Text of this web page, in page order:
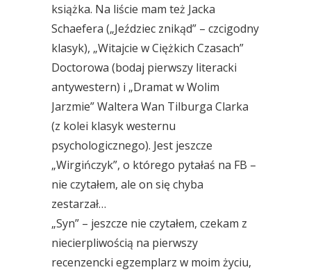
książka. Na liście mam też Jacka
Schaefera („Jeździec znikąd” – czcigodny
klasyk), „Witajcie w Ciężkich Czasach”
Doctorowa (bodaj pierwszy literacki
antywestern) i „Dramat w Wolim
Jarzmie” Waltera Wan Tilburga Clarka
(z kolei klasyk westernu
psychologicznego). Jest jeszcze
„Wirgińczyk”, o którego pytałaś na FB –
nie czytałem, ale on się chyba
zestarzał…
„Syn” – jeszcze nie czytałem, czekam z
niecierpliwością na pierwszy
recenzencki egzemplarz w moim życiu,